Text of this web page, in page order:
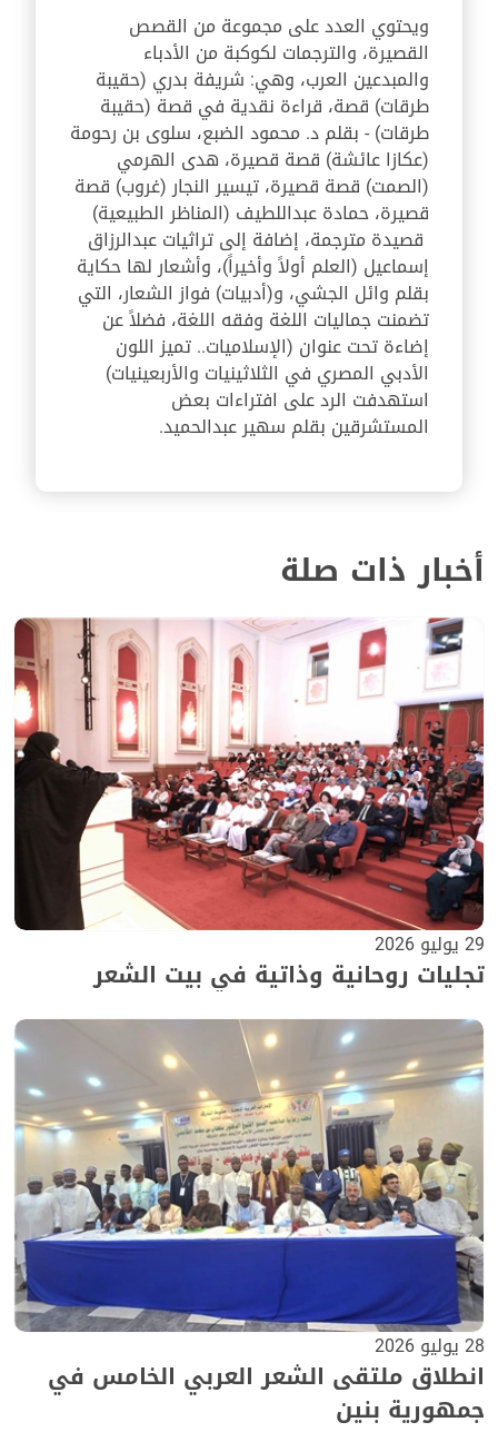
ويحتوي العدد على مجموعة من القصص
القصيرة، والترجمات لكوكبة من الأدباء
والمبدعين العرب، وهي: شريفة بدري (حقيبة
طرقات) قصة، قراءة نقدية في قصة (حقيبة
طرقات) - بقلم د. محمود الضبع، سلوى بن رحومة
(عكازا عائشة) قصة قصيرة، هدى الهرمي
(الصمت) قصة قصيرة، تيسير النجار (غروب) قصة
قصيرة، حمادة عبداللطيف (المناظر الطبيعية)
قصيدة مترجمة، إضافة إلى تراثيات عبدالرزاق
إسماعيل (العلم أولاً وأخيراً)، وأشعار لها حكاية
بقلم وائل الجشي، و(أدبيات) فواز الشعار، التي
تضمنت جماليات اللغة وفقه اللغة، فضلاً عن
إضاءة تحت عنوان (الإسلاميات.. تميز اللون
الأدبي المصري في الثلاثينيات والأربعينيات)
استهدفت الرد على افتراءات بعض
المستشرقين بقلم سهير عبدالحميد.
أخبار ذات صلة
29 يوليو 2026
تجليات روحانية وذاتية في بيت الشعر
28 يوليو 2026
انطلاق ملتقى الشعر العربي الخامس في
جمهورية بنين